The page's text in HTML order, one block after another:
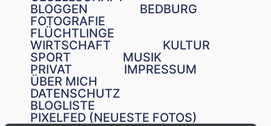
BLOGGEN
BEDBURG
FOTOGRAFIE
FLÜCHTLINGE
WIRTSCHAFT
KULTUR
SPORT
MUSIK
PRIVAT
IMPRESSUM
ÜBER MICH
DATENSCHUTZ
BLOGLISTE
PIXELFED (NEUESTE FOTOS)